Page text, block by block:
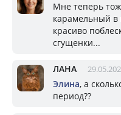
Мне теперь
карамельный в
красиво
сгущенки...
ЛАНА
Элина, а
период??